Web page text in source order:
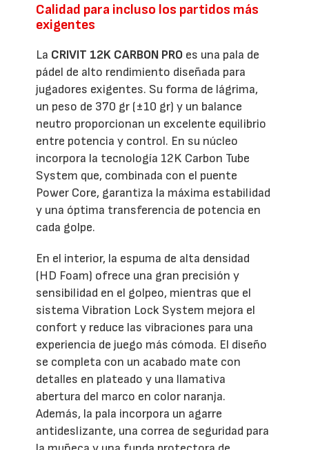
Calidad para incluso los partidos más
exigentes
La CRIVIT 12K CARBON PRO es una pala de
pádel de alto rendimiento diseñada para
jugadores exigentes. Su forma de lágrima,
un peso de 370 gr (±10 gr) y un balance
neutro proporcionan un excelente equilibrio
entre potencia y control. En su núcleo
incorpora la tecnología 12K Carbon Tube
System que, combinada con el puente
Power Core, garantiza la máxima estabilidad
y una óptima transferencia de potencia en
cada golpe.
En el interior, la espuma de alta densidad
(HD Foam) ofrece una gran precisión y
sensibilidad en el golpeo, mientras que el
sistema Vibration Lock System mejora el
confort y reduce las vibraciones para una
experiencia de juego más cómoda. El diseño
se completa con un acabado mate con
detalles en plateado y una llamativa
abertura del marco en color naranja.
Además, la pala incorpora un agarre
antideslizante, una correa de seguridad para